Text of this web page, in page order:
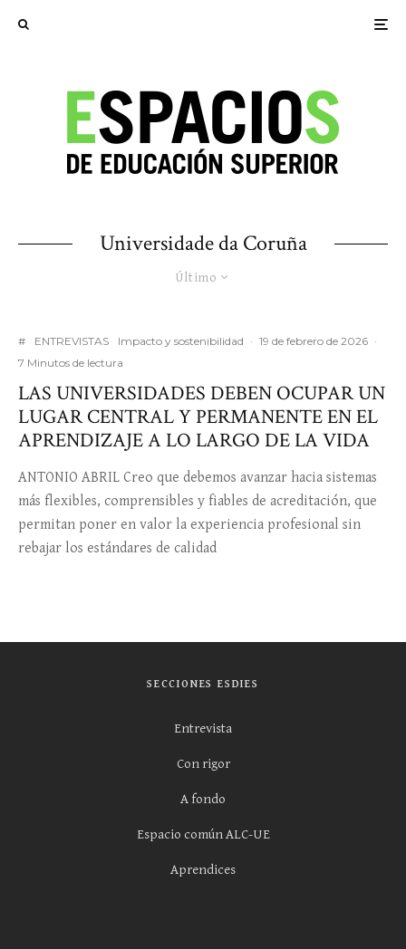
Universidade da Coruña
Último
# ENTREVISTAS Impacto y sostenibilidad · 19 de febrero de 2026 ·
7 Minutos de lectura
LAS UNIVERSIDADES DEBEN OCUPAR UN
LUGAR CENTRAL Y PERMANENTE EN EL
APRENDIZAJE A LO LARGO DE LA VIDA
ANTONIO ABRIL Creo que debemos avanzar hacia sistemas
más flexibles, comprensibles y fiables de acreditación, que
permitan poner en valor la experiencia profesional sin
rebajar los estándares de calidad
SECCIONES ESDIES
Entrevista
Con rigor
A fondo
Espacio común ALC-UE
Aprendices